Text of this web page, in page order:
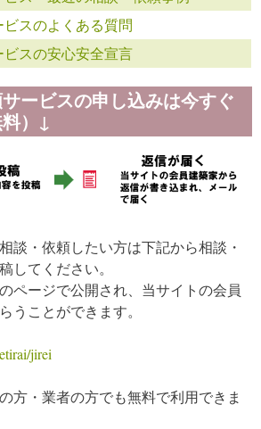
スのよくある質問
スの安心安全宣言
ービスの申し込みは今すぐ
）↓
談・依頼したい方は下記から相談・
してください。
ページで公開され、当サイトの会員
うことができます。
jirei
方・業者の方でも無料で利用できま